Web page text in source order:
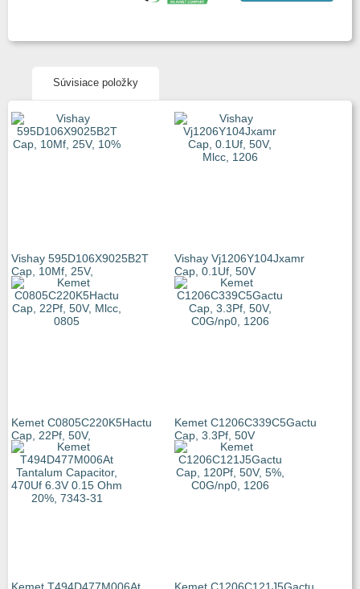
Súvisiace položky
Vishay 595D106X9025B2T
Cap, 10Μf, 25V,
Vishay Vj1206Y104Jxamr
Cap, 0.1Uf, 50V
Kemet C0805C220K5Hactu
Cap, 22Pf, 50V,
Kemet C1206C339C5Gactu
Cap, 3.3Pf, 50V